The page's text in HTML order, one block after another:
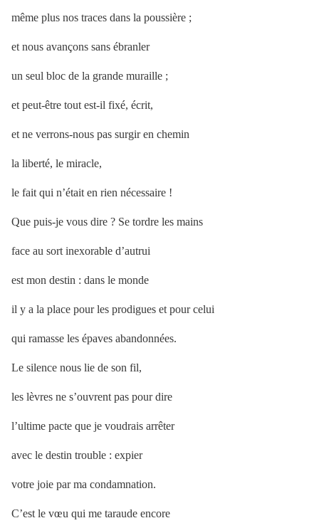
même plus nos traces dans la poussière ;
et nous avançons sans ébranler
un seul bloc de la grande muraille ;
et peut-être tout est-il fixé, écrit,
et ne verrons-nous pas surgir en chemin
la liberté, le miracle,
le fait qui n’était en rien nécessaire !
Que puis-je vous dire ? Se tordre les mains
face au sort inexorable d’autrui
est mon destin : dans le monde
il y a la place pour les prodigues et pour celui
qui ramasse les épaves abandonnées.
Le silence nous lie de son fil,
les lèvres ne s’ouvrent pas pour dire
l’ultime pacte que je voudrais arrêter
avec le destin trouble : expier
votre joie par ma condamnation.
C’est le vœu qui me taraude encore